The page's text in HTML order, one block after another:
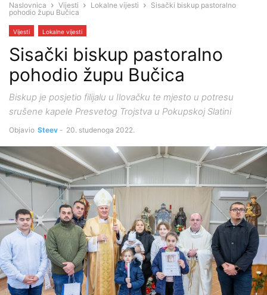
Naslovnica Vijesti Lokalne vijesti
Sisački biskup pastoralno
pohodio župu Bučica
Vijesti Lokalne vijesti
Sisački biskup pastoralno
pohodio župu Bučica
Biskup je posjetio filijalu u Ilovačku te mjesto u potresu
srušene kapele Presvetog Trojstva u Pokupskoj Slatini
Objavio Steev - 20. studenoga 2022.